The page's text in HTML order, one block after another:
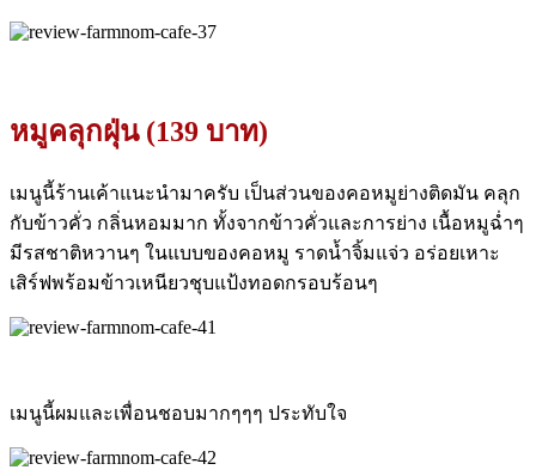
หมูคลุกฝุ่น (139 บาท)
เมนูนี้ร้านเค้าแนะนำมาครับ เป็นส่วนของคอหมูย่างติดมัน คลุก
กับข้าวคั่ว กลิ่นหอมมาก ทั้งจากข้าวคั่วและการย่าง เนื้อหมูฉ่ำๆ
มีรสชาติหวานๆ ในแบบของคอหมู ราดน้ำจิ้มแจ่ว อร่อยเหาะ
เสิร์ฟพร้อมข้าวเหนียวชุบแป้งทอดกรอบร้อนๆ
เมนูนี้ผมและเพื่อนชอบมากๆๆๆ ประทับใจ